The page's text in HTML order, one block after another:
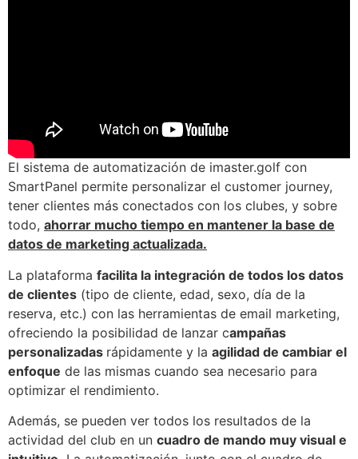
El sistema de automatización de imaster.golf con
SmartPanel permite personalizar el customer journey,
tener clientes más conectados con los clubes, y sobre
todo, ahorrar mucho tiempo en mantener la base de
datos de marketing actualizada.
La plataforma facilita la integración de todos los datos
de clientes (tipo de cliente, edad, sexo, día de la
reserva, etc.) con las herramientas de email marketing,
ofreciendo la posibilidad de lanzar campañas
personalizadas rápidamente y la agilidad de cambiar el
enfoque de las mismas cuando sea necesario para
optimizar el rendimiento.
Además, se pueden ver todos los resultados de la
actividad del club en un cuadro de mando muy visual e